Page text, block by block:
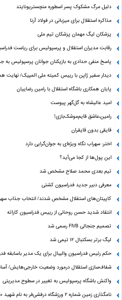
دلیل مرگ مشکوک پسر اسطوره منچستریونایتد
مذاکره استقلال برای میزبانی در فولاد آرنا
پزشکان لیگ مهمان پزشکان تیم ملی
رقابت مدیران استقلال و پرسپولیس برای ریاست
پاسخ منفی حدادی به بازیکنان جوانان پرسپولیس به
دیدار سفیر ژاپن با رییس کمیته ملی المپیک/ نهایت
پایان همکاری باشگاه استقلال با رامین رضاییان
امید عالیشاه به گل‌گهر پیوست
رامین،عاشق قایم‌موشک‌بازی!
قایقی بدون قایقران
اختر: سهراب نگاه ویژه‌ای به جوان‌گرایی دارد
این پول‌ها از کجا می‌آید؟
تیم بعدی محمد صلاح مشخص شد
معرفی دبیر جدید فدراسیون کشتی
کاپیتان‌های استقلال مشخص شدند/ انتخاب جذاب
انتقاد شدید حسن روحانی از رییس فدراسیون کاراته
تصمیم جنجالی FIVB رسمی شد
لیگ برتر بسکتبال ۱۲ تیمی شد
حکم رئیس فدراسیون والیبال برای یک مدیر باسابقه
شفاف‌سازی استقلال درمورد وضعیت خارجی‌هایش/
واکنش باشگاه پرسپولیس به تغییر در سطوح مدیریتی
نامگذاری زمین شماره ۲ ورزشگاه درفشی‌فر به نام شهید «ماکان نصیری»